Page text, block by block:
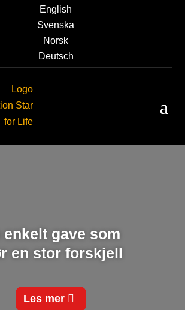
English
Svenska
Norsk
Deutsch
enkelt gave som
en stor forskjell
Les mer